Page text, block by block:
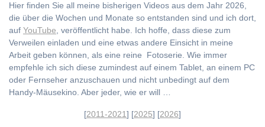
Hier finden Sie all meine bisherigen Videos aus dem Jahr 2026,
die über die Wochen und Monate so entstanden sind und ich dort,
auf YouTube , veröffentlicht habe. Ich hoffe, dass diese zum
Verweilen einladen und eine etwas andere Einsicht in meine
Arbeit geben können, als eine reine Fotoserie. Wie immer
empfehle ich sich diese zumindest auf einem Tablet, an einem PC
oder Fernseher anzuschauen und nicht unbedingt auf dem
Handy-Mäusekino. Aber jeder, wie er will …
[2011-2021] [2025] [2026]